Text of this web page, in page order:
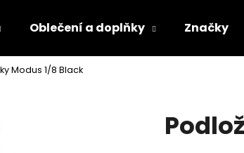
Oblečení a doplňky Značky
Modus 1/8 Black
Co potřebujete najít?
HLEDAT